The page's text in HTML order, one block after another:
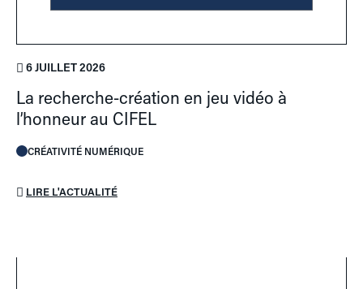
6 JUILLET 2026
La recherche-création en jeu vidéo à
l’honneur au CIFEL
CRÉATIVITÉ NUMÉRIQUE
LIRE L'ACTUALITÉ